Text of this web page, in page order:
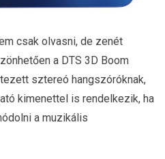
csak olvasni, de zenét
a DTS 3D Boom
sztereó hangszóróknak,
kimenettel is rendelkezik, ha
a muzikális